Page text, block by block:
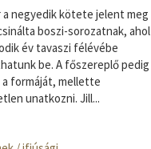
a negyedik kötete jelent meg
boszi-sorozatnak, ahol
év tavaszi félévébe
be. A főszereplő pedig
a formáját, mellette
unatkozni. Jill...